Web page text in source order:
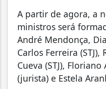
A partir de agora, a
ministros será
André Mendonça,
Carlos Ferreira
Cueva (STJ),
(jurista) e Estela